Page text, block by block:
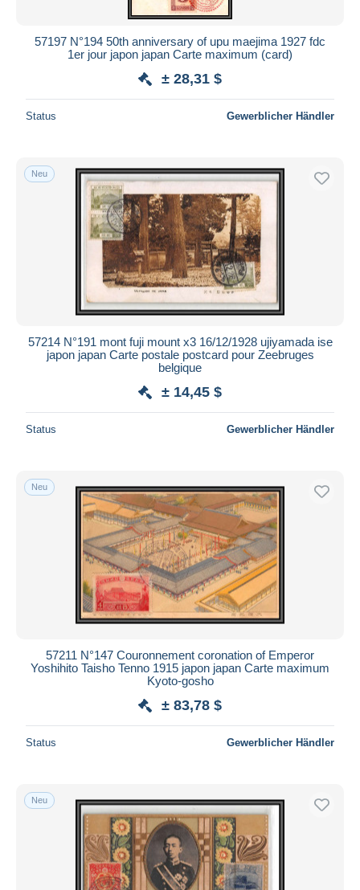
57197 N°194 50th anniversary of upu maejima 1927 fdc
1er jour japon japan Carte maximum (card)
± 28,31 $
Status Gewerblicher Händler
Neu
57214 N°191 mont fuji mount x3 16/12/1928 ujiyamada ise
japon japan Carte postale postcard pour Zeebruges
belgique
± 14,45 $
Status Gewerblicher Händler
Neu
57211 N°147 Couronnement coronation of Emperor
Yoshihito Taisho Tenno 1915 japon japan Carte maximum
Kyoto-gosho
± 83,78 $
Status Gewerblicher Händler
Neu